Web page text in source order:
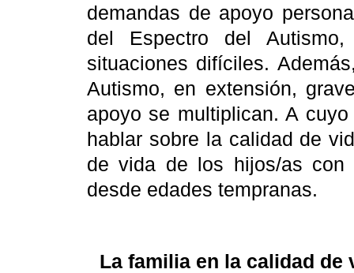
demandas de apoyo
del Espectro del
situaciones difíciles.
Autismo, en extensión,
apoyo se multiplican. A
hablar sobre la calidad de
de vida de los hijos/as con
desde edades tempranas.
La familia en la calidad de